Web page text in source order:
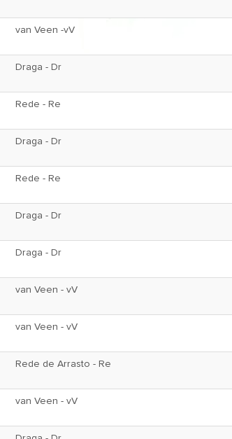
van Veen -vV
Draga - Dr
Rede - Re
Draga - Dr
Rede - Re
Draga - Dr
Draga - Dr
van Veen - vV
van Veen - vV
Rede de Arrasto - Re
van Veen - vV